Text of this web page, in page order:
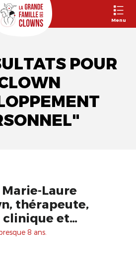
Menu
POUR
Laure
thérapeute,
clinique et
8 ans.